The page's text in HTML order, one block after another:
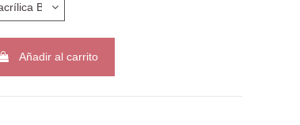
Añadir al carrito